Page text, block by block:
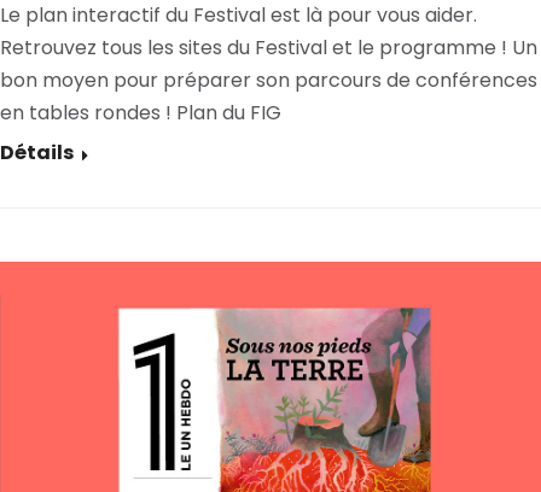
Le plan interactif du Festival est là pour vous aider.
Retrouvez tous les sites du Festival et le programme ! Un
bon moyen pour préparer son parcours de conférences
en tables rondes ! Plan du FIG
Détails